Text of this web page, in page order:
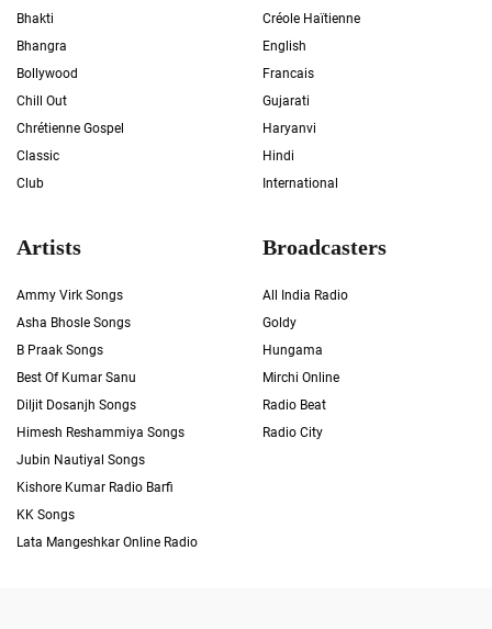
Bhakti
Bhangra
Bollywood
Chill Out
Chrétienne Gospel
Classic
Club
Créole Haïtienne
English
Francais
Gujarati
Haryanvi
Hindi
International
Artists
Ammy Virk Songs
Asha Bhosle Songs
B Praak Songs
Best Of Kumar Sanu
Diljit Dosanjh Songs
Himesh Reshammiya Songs
Jubin Nautiyal Songs
Kishore Kumar Radio Barfi
KK Songs
Lata Mangeshkar Online Radio
Broadcasters
All India Radio
Goldy
Hungama
Mirchi Online
Radio Beat
Radio City